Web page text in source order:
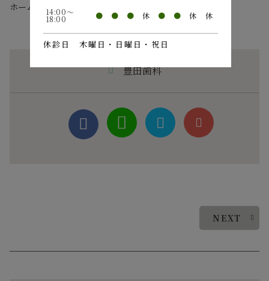
14:00～
18:00 ● ● ● 休 ● ● 休 休
休診日 木曜日・日曜日・祝日
ホームページが新しくなりました。
豊田歯科
NEXT